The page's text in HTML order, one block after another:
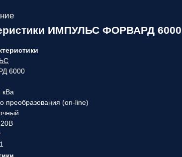
ИМПУЛЬС ФОРВАРД 6000
6000
кВа
преобразования (on-line)